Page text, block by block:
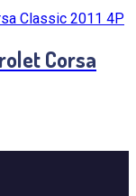
Corsa